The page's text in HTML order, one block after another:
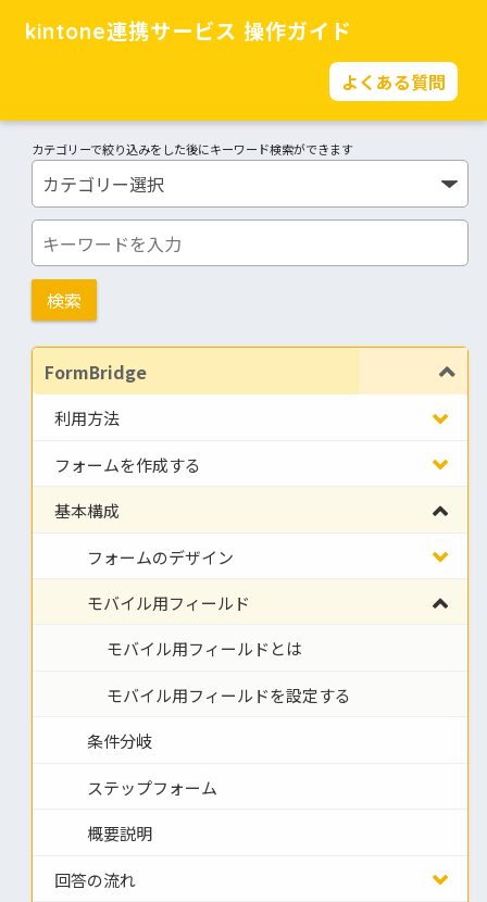
kintone連携サービス 操作ガイド
よくある質問
カテゴリーで絞り込みをした後にキーワード検索ができます
FormBridge
利用方法
フォームを作成する
基本構成
フォームのデザイン
モバイル用フィールド
モバイル用フィールドとは
モバイル用フィールドを設定する
条件分岐
ステップフォーム
概要説明
回答の流れ